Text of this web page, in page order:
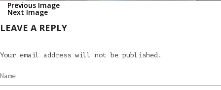
Previous Image
Next Image
LEAVE A REPLY
Your email address will not be published.
Name